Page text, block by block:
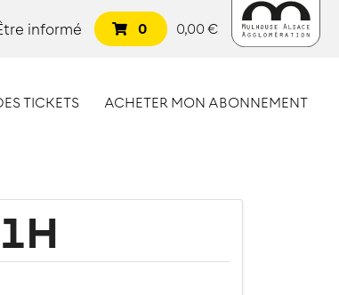
informé 0 0,00 €
TICKETS ACHETER MON ABONNEMENT